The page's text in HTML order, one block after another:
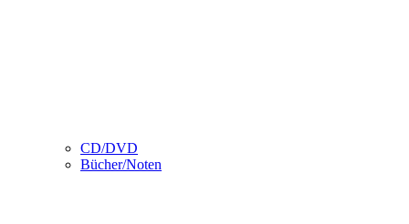
CD/DVD
Bücher/Noten